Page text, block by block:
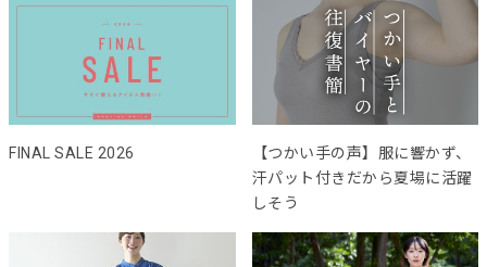
FINAL SALE 2026
【つかい手の声】服に響かず、
汗パット付きだから夏場に活躍
しそう